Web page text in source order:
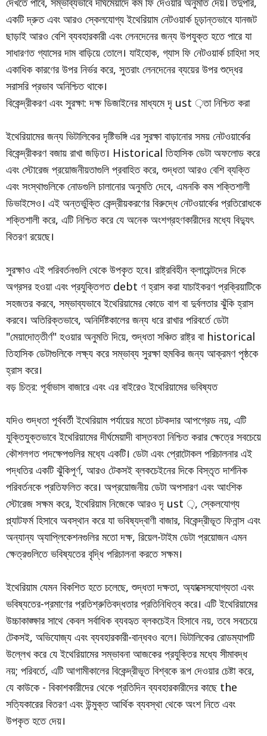
একটি দ্রুত এবং আরও স্কেলযোগ্য ইথেরিয়াম নেটওয়ার্ক চূড়ান্তভাবে যানজট
ছাড়াই আরও বেশি ব্যবহারকারী এবং লেনদেনের জন্য উপযুক্ত হতে পারে যা
সাধারণত গ্যাসের দাম বাড়িয়ে তোলে। যাইহোক, গ্যাস ফি নেটওয়ার্ক চাহিদা সহ
একাধিক কারণের উপর নির্ভর করে, সুতরাং লেনদেনের ব্যয়ের উপর শুদ্ধের
সরাসরি প্রভাব অনিশ্চিত থাকে।
বিকেন্দ্রীকরণ এবং সুরক্ষা: দক্ষ ডিজাইনের মাধ্যমে দৃ ust ়তা নিশ্চিত করা
ইথেরিয়ামের জন্য ভিটালিকের দৃষ্টিভঙ্গি এর সুরক্ষা বাড়ানোর সময় নেটওয়ার্কের
বিকেন্দ্রীকরণ বজায় রাখা জড়িত। Historical তিহাসিক ডেটা অফলোড করে
এবং স্টোরেজ প্রয়োজনীয়তাগুলি প্রবাহিত করে, শুদ্ধতা আরও বেশি ব্যক্তি
এবং সংস্থাগুলিকে নোডগুলি চালানোর অনুমতি দেবে, এমনকি কম শক্তিশালী
ডিভাইসেও। এই অন্তর্ভুক্তি কেন্দ্রীয়করণের বিরুদ্ধে নেটওয়ার্কের প্রতিরোধকে
শক্তিশালী করে, এটি নিশ্চিত করে যে অনেক অংশগ্রহণকারীদের মধ্যে বিদ্যুৎ
বিতরণ রয়েছে।
সুরক্ষাও এই পরিবর্তনগুলি থেকে উপকৃত হবে। রাষ্ট্রবিহীন ক্লায়েন্টদের দিকে
অগ্রসর হওয়া এবং প্রযুক্তিগত debt ণ হ্রাস করা যাচাইকরণ প্রক্রিয়াটিকে
সহজতর করবে, সম্ভাব্যভাবে ইথেরিয়ামের কোডে বাগ বা দুর্বলতার ঝুঁকি হ্রাস
করবে। অতিরিক্তভাবে, অনির্দিষ্টকালের জন্য ধরে রাখার পরিবর্তে ডেটা
"মেয়াদোত্তীর্ণ" হওয়ার অনুমতি দিয়ে, শুদ্ধতা সঞ্চিত রাষ্ট্র বা historical
তিহাসিক ডেটাগুলিকে লক্ষ্য করে সম্ভাব্য সুরক্ষা হুমকির জন্য আক্রমণ পৃষ্ঠকে
হ্রাস করে।
বড় চিত্র: পূর্বাভাস বাজারে এবং এর বাইরেও ইথেরিয়ামের ভবিষ্যত
যদিও শুদ্ধতা পূর্ববর্তী ইথেরিয়াম পর্যায়ের মতো চটকদার আপগ্রেড নয়, এটি
যুক্তিযুক্তভাবে ইথেরিয়ামের দীর্ঘমেয়াদী বাস্তবতা নিশ্চিত করার ক্ষেত্রে সবচেয়ে
কৌশলগত পদক্ষেপগুলির মধ্যে একটি। ডেটা এবং প্রোটোকল পরিচালনার এই
পদ্ধতির একটি ঝুঁকিপূর্ণ, আরও টেকসই ব্লকচেইনের দিকে বিস্তৃত দার্শনিক
পরিবর্তনকে প্রতিফলিত করে। অপ্রয়োজনীয় ডেটা অপসারণ এবং আংশিক
স্টোরেজ সক্ষম করে, ইথেরিয়াম নিজেকে আরও দৃ ust ়, স্কেলযোগ্য
প্ল্যাটফর্ম হিসাবে অবস্থান করে যা ভবিষ্যদ্বাণী বাজার, বিকেন্দ্রীভূত ফিনান্স এবং
অন্যান্য অ্যাপ্লিকেশনগুলির মতো দক্ষ, রিয়েল-টাইম ডেটা প্রয়োজন এমন
ক্ষেত্রগুলিতে ভবিষ্যতের বৃদ্ধি পরিচালনা করতে সক্ষম।
ইথেরিয়াম যেমন বিকশিত হতে চলেছে, শুদ্ধতা দক্ষতা, অ্যাক্সেসযোগ্যতা এবং
ভবিষ্যতের-প্রমাণের প্রতিশ্রুতিবদ্ধতার প্রতিনিধিত্ব করে। এটি ইথেরিয়ামের
উচ্চাকাঙ্ক্ষার সাথে কেবল সর্বাধিক ব্যবহৃত ব্লকচেইন হিসাবে নয়, তবে সবচেয়ে
টেকসই, অভিযোজ্য এবং ব্যবহারকারী-বান্ধবও বলে। ভিটালিকের রোডম্যাপটি
উল্লেখ করে যে ইথেরিয়ামের সম্ভাবনা আজকের প্রযুক্তির মধ্যে সীমাবদ্ধ
নয়; পরিবর্তে, এটি আগামীকালের বিকেন্দ্রীভূত বিশ্বকে রূপ দেওয়ার চেষ্টা করে,
যে কাউকে - বিকাশকারীদের থেকে প্রতিদিন ব্যবহারকারীদের কাছে the
সত্যিকারের বিতরণ এবং উন্মুক্ত আর্থিক ব্যবস্থা থেকে অংশ নিতে এবং
উপকৃত হতে দেয়।